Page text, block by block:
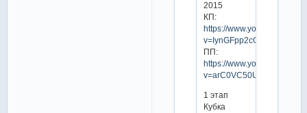
2015
КП:
https://www.youtube.com/
v=IynGFpp2cGo
ПП:
https://www.youtube.com/
v=arC0VC50UhQ
1 этап
Кубка